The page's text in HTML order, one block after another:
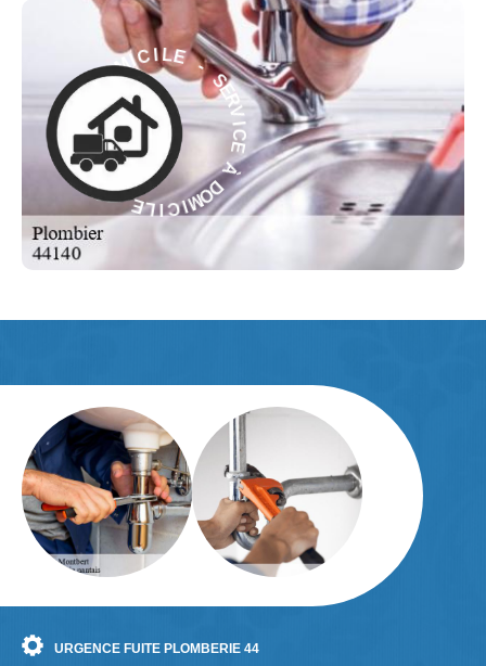
S
E
R
V
I
C
E
D
ICILE - SER
V
I
C
E
À
D
O
M
I
C
I
L
E
-
URGENCE FUITE PLOMBERIE 44